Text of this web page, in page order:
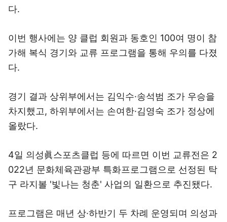
다.
이번 행사에는 양 클럽 회원과 동호인 100여 명이 참
가해 복식 경기와 교류 프로그램을 통해 우의를 다졌
다.
경기 결과 상위부에서는 김익수·송석범 조가 우승을
차지했고, 하위부에서는 손여한·김영숙 조가 정상에
올랐다.
4일 의성眞스포츠클럽 등에 따르면 이번 교류전은 2
022년 문화체육관광부 특화프로그램으로 선정된 탁
구 라지볼 '빛나는 청춘' 사업의 일환으로 추진됐다.
프로그램은 매년 상·하반기 두 차례 운영되며 의성과